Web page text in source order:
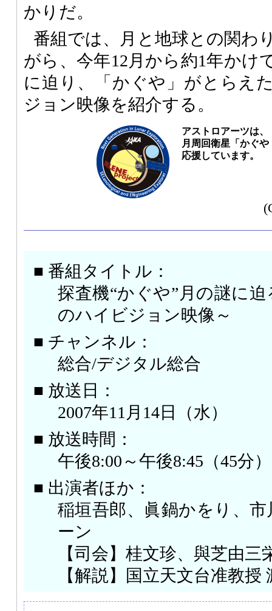
かりだ。
番組では、月と地球との関わ
がら、今年12月から約1年かけ
に迫り、「かぐや」がとらえ
ジョン映像を紹介する。
アストロアーツは、
月周回衛星「かぐ
応援しています。
■ 番組タイトル：
探査機“かぐや”月の謎に
のハイビジョン映像～
■ チャンネル：
総合/デジタル総合
■ 放送日：
2007年11月14日（水）
■ 放送時間：
午後8:00～午後8:45（45分）
■ 出演者ほか：
稲垣吾郎、眞鍋かをり、
ーン
【司会】桂文珍、與芝由三
【解説】国立天文台准教授